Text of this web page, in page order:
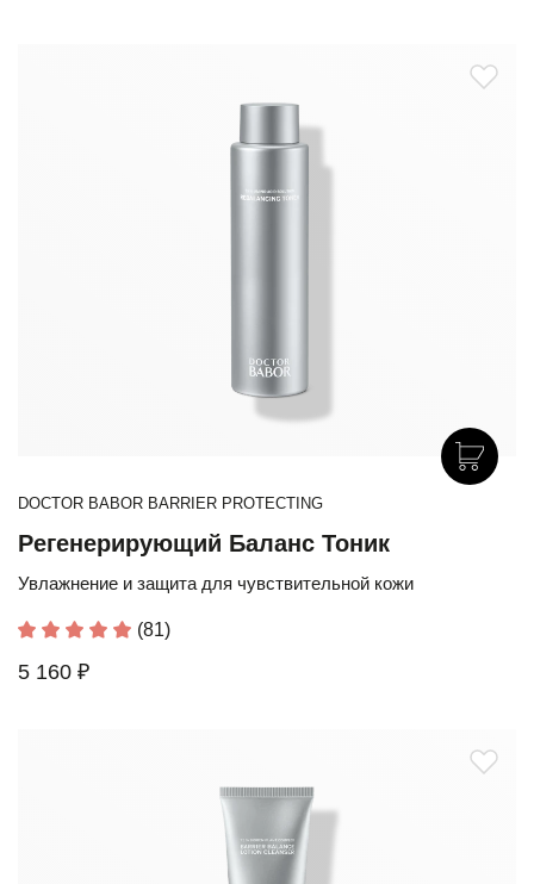
DOCTOR BABOR BARRIER PROTECTING
Регенерирующий Баланс Тоник
Увлажнение и защита для чувствительной кожи
(81)
5 160 ₽